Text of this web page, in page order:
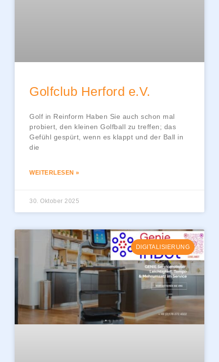
Golfclub Herford e.V.
Golf in Reinform Haben Sie auch schon mal
probiert, den kleinen Golfball zu treffen; das
Gefühl gespürt, wenn es klappt und der Ball in
die
WEITERLESEN »
30. Oktober 2025
DIGITALISIERUNG